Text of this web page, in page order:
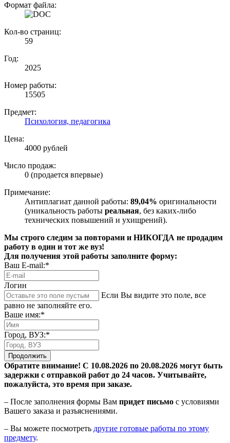
Формат файла:
Кол-во страниц:
59
Год:
2025
Номер работы:
15505
Предмет:
Психология, педагогика
Цена:
4000 рублей
Число продаж:
0 (продается впервые)
Примечание:
Антиплагиат данной работы: 89,04% оригинальности
(уникальность работы реальная, без каких-либо
технических повышений и ухищрений).
Мы строго следим за повторами и НИКОГДА не продадим
работу в один и тот же вуз!
Для получения этой работы заполните форму:
Ваш E-mail:*
Логин
Если Вы видите это поле, все
равно не заполняйте его.
Ваше имя:*
Город, ВУЗ:*
Продолжить
Обратите внимание! С 10.08.2026 по 20.08.2026 могут быть
задержки с отправкой работ до 24 часов. Учитывайте,
пожалуйста, это время при заказе.
– После заполнения формы Вам придет письмо с условиями
Вашего заказа и разъяснениями.
– Вы можете посмотреть другие готовые работы по этому
предмету.